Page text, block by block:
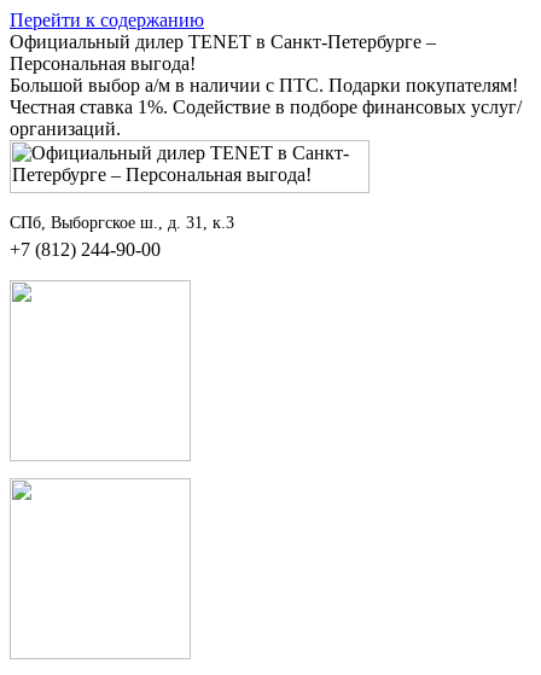
Перейти к содержанию
Официальный дилер TENET в Санкт-Петербурге –
Персональная выгода!
Большой выбор а/м в наличии с ПТС. Подарки покупателям!
Честная ставка 1%. Содействие в подборе финансовых услуг/
организаций.
СПб, Выборгское ш., д. 31, к.3
+7 (812) 244-90-00